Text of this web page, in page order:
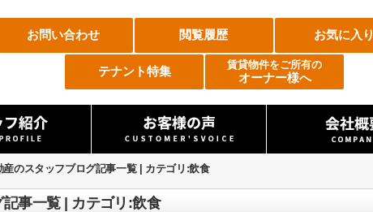
お問い合わせ 閲覧履歴 お気に入り
テナント特集 賃貸物件をご所有の
オーナー様へ
産のスタッフブログ記事一覧 | カテゴリ:飲食
事一覧 | カテゴリ:飲食